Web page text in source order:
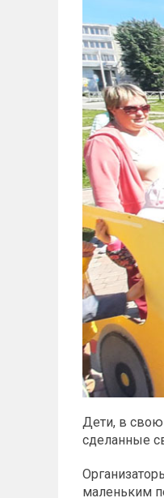
Дети, в свою
сделанные
маленьким